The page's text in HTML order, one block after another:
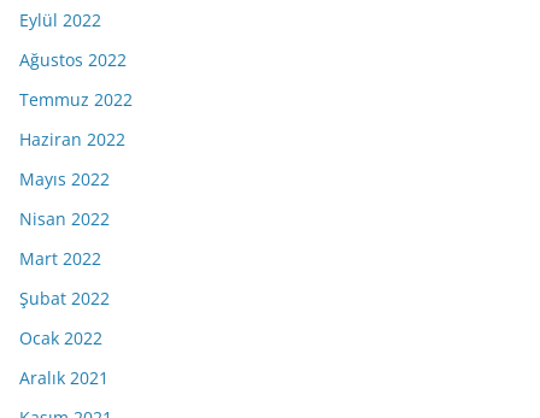
Eylül 2022
Ağustos 2022
Temmuz 2022
Haziran 2022
Mayıs 2022
Nisan 2022
Mart 2022
Şubat 2022
Ocak 2022
Aralık 2021